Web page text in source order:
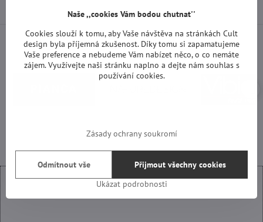
Naše ,,cookies Vám bodou chutnat''
Cookies slouží k tomu, aby Vaše návštěva na stránkách Cult
design byla příjemná zkušenost. Díky tomu si zapamatujeme
Vaše preference a nebudeme Vám nabízet něco, o co nemáte
zájem. Využívejte naši stránku naplno a dejte nám souhlas s
používání cookies.
Zásady ochrany soukromí
Ukázat podrobnosti
Přijmout všechny cookies
Odmítnout vše